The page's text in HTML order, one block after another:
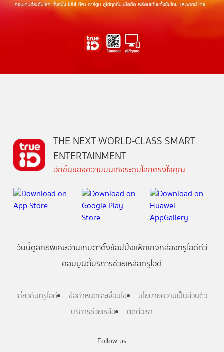
Follow us
THE NEXT WORLD-CLASS SMART
ENTERTAINMENT
อีกขั้นของความบันเทิงระดับโลกตรงใจคุณ
วันนี้ดูสิทธิพิเศษอ่านเกมตาตั้งช้อปปิ้งแพ็กเกจกล่องทรูไอดีทีวี
คอมมูนิตี้บริการช่วยเหลือทรูไอดี
เกี่ยวกับทรูไอดี ข้อกำหนดและเงื่อนไข
นโยบายความเป็นส่วนตัว
บริการช่วยเหลือ
ติดต่อเรา